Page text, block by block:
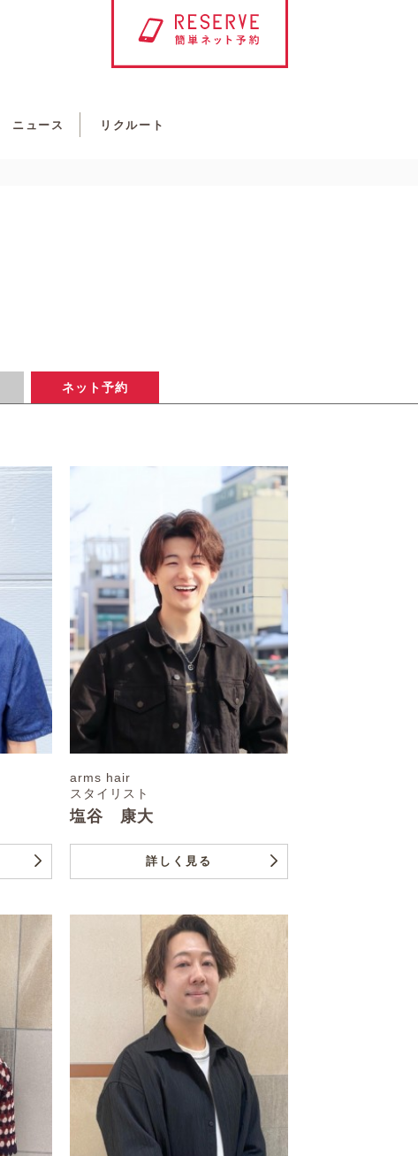
ニュース リクルート
ネット予約
arms hair
スタイリスト
塩谷 康大
詳しく見る